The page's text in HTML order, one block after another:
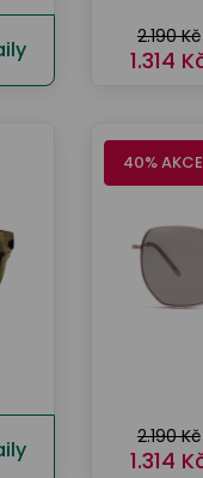
2.190 Kč
1.314
40% AKCE
2.190 Kč
1.314